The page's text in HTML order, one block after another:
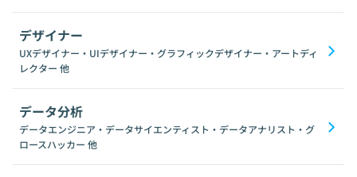
デザイナー
UXデザイナー・UIデザイナー・グラフィックデザイナー・アートディ
レクター 他
データ分析
データエンジニア・データサイエンティスト・データアナリスト・グ
ロースハッカー 他